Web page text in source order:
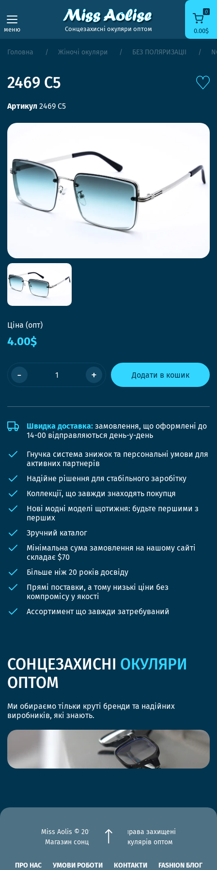
меню Сонцезахисні окуляри оптом
0
0.00$
Головна Жіночі окуляри БЕЗ ПОЛЯРИЗАЦІЇ
2469 C5
Артикул 2469 C5
Ціна (опт)
4.00$
- + Додати в кошик
Швидка доставка: замовлення, що оформлені до
14-00 відправляються день-у-день
Гнучка система знижок та персональні умови для
активних партнерів
Надійне рішення для стабільного заробітку
Коллекції, що завжди знаходять покупця
Нові модні моделі щотижня: будьте першими з
перших
Зручний каталог
Мінімальна сума замовлення на нашому сайті
складає $70
Більше ніж 20 років досвіду
Прямі поставки, а тому низькі ціни без
компромісу у якості
Ассортимент що завжди затребуваний
СОНЦЕЗАХИСНІ ОКУЛЯРИ
ОПТОМ
Ми обираємо тільки круті бренди та надійних
виробників, які знають.
Miss Aolis © 2012-2026 Всі права захищені
Магазин сонцезахисних окулярів оптом
ПРО НАС УМОВИ РОБОТИ КОНТАКТИ FASHION БЛОГ